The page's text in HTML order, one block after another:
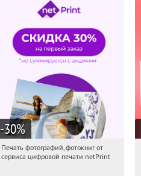
-30%
20:01:16 Получили:
Печать фотографий, фотокниг от
сервиса цифровой печати netPrint